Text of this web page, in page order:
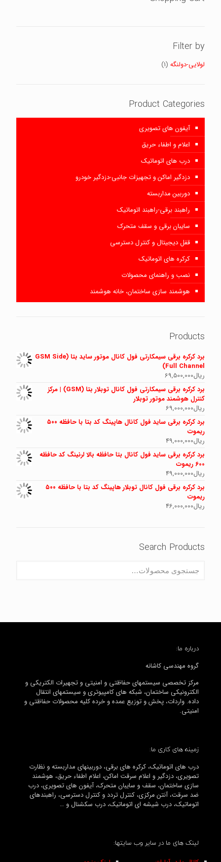
Filter by
لولایی-دولنگه (1)
Product Categories
آیفون های تصویری
اعلام و اطفاء حریق
درب های اتوماتیک
دزدگیر اماکن و تجهیزات جانبی-دزدگیر خودرو
دوربین مداربسته
راهبند برقی-راهبند اتوماتیک
سایبان برقی و سقف متحرک
قفل دیجیتال و کنترل دسترسی
کرکره های اتوماتیک
نصب و راهنمای محصولات
هوشمند سازی ساختمان، خانه هوشمند
Products
برد کرکره برقی سیمکارتی فول کانال موتور ساید بتا (GSM Side
Full Channel)
ریال69,500,000
برد کرکره برقی سیمکارتی فول کانال توبلار بتا (GSM) | مرکز
کنترل هوشمند موتور توبلار
ریال69,000,000
برد کرکره برقی ساید فول کانال هاپینگ کد بتا با حافظه ۵۰۰
ریموت
ریال49,000,000
برد کرکره برقی ساید فول کانال بتا حافظه بالا لرنینگ کد حافظه
600 ریموت
ریال49,000,000
برد کرکره برقی فول کانال توبلار هاپینگ کد بتا با حافظه ۵۰۰
ریموت
ریال46,000,000
Search Products
درباره ما:
گروه مهندسی کاشانه
مرکز تخصصی سیستمهای حفاظتی و امنیتی و تجهیرات الکتریکی و
الکترونیکی ساختمان، شبکه های کامپیوتری و سیستمهای انتقال
داده. واردات، پخش و توزیع عمده و خرده کلیه محصولات حفاظتی و
امنیتی.
زمینه های کاری ما:
درب های اتوماتیک، کرکره های برقی، دوربینهای مداربسته و نظارت
تصویری، دزدگیر و اعلام سرقت اماکن، اعلام اطفاء حریق، هوشمند
سازی ساختمان، سقف و سایبان متحرک، آیفون های تصویری، درب
ضد سرقت، آنتن مرکزی، کنترل تردد و کنترل دسترسی، راهبندهای
اتوماتیک، درب شیشه ای اتوماتیک، درب سکشنال و …
لینک های ما در سایر وب سایتها: